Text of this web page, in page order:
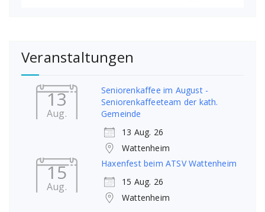
Veranstaltungen
13
Aug.
Seniorenkaffee im August -
Seniorenkaffeeteam der kath.
Gemeinde
13 Aug. 26
Wattenheim
15
Aug.
Haxenfest beim ATSV Wattenheim
15 Aug. 26
Wattenheim